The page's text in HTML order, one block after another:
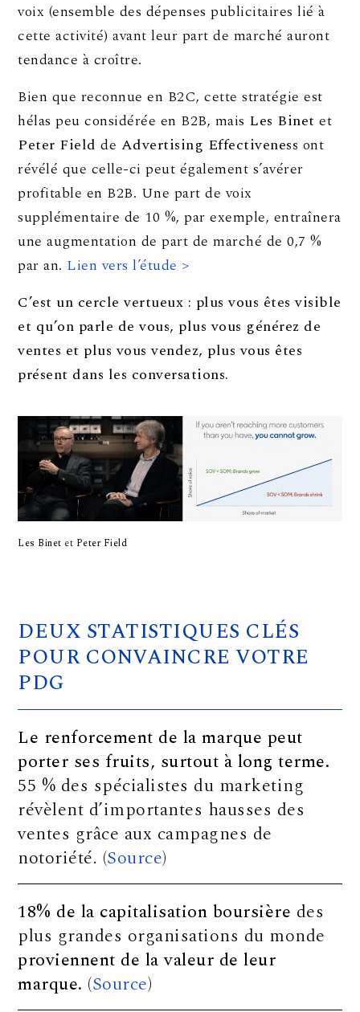
voix (ensemble des dépenses publicitaires lié à
cette activité) avant leur part de marché auront
tendance à croître.
Bien que reconnue en B2C, cette stratégie est
hélas peu considérée en B2B, mais Les Binet et
Peter Field de Advertising Effectiveness ont
révélé que celle-ci peut également s’avérer
profitable en B2B. Une part de voix
supplémentaire de 10 %, par exemple, entraînera
une augmentation de part de marché de 0,7 %
par an. Lien vers l’étude >
C’est un cercle vertueux : plus vous êtes visible
et qu’on parle de vous, plus vous générez de
ventes et plus vous vendez, plus vous êtes
présent dans les conversations.
Les Binet et Peter Field
DEUX STATISTIQUES CLÉS
POUR CONVAINCRE VOTRE
PDG
Le renforcement de la marque peut
porter ses fruits, surtout à long terme.
55 % des spécialistes du marketing
révèlent d’importantes hausses des
ventes grâce aux campagnes de
notoriété. (Source)
18% de la capitalisation boursière des
plus grandes organisations du monde
proviennent de la valeur de leur
marque. (Source)